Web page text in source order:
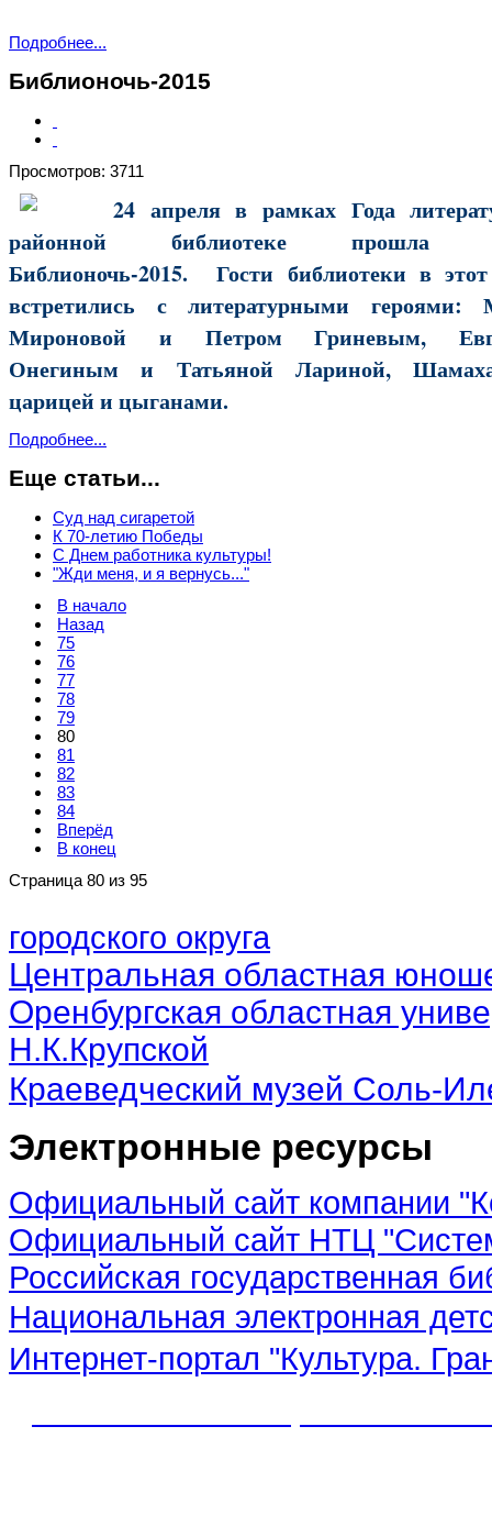
Подробнее...
Библионочь-2015
Просмотров: 3711
24 апреля в рамках Года
районной библиотеке прошла
Библионочь-2015. Гости библиотеки в
встретились с литературными героями:
Мироновой и Петром Гриневым,
Онегиным и Татьяной Лариной,
царицей и цыганами.
Подробнее...
Еще статьи...
Суд над сигаретой
К 70-летию Победы
С Днем работника культуры!
"Жди меня, и я вернусь..."
В начало
Назад
75
76
77
78
79
80
81
82
83
84
Вперёд
В конец
Страница 80 из 95
городского округа
Центральная областная
Оренбургская областная
Н.К.Крупской
Краеведческий музей Соль-
Электронные ресурсы
Официальный сайт компании
Официальный сайт НТЦ
Российская государственная
Национальная электронная
Интернет-портал "Культура.